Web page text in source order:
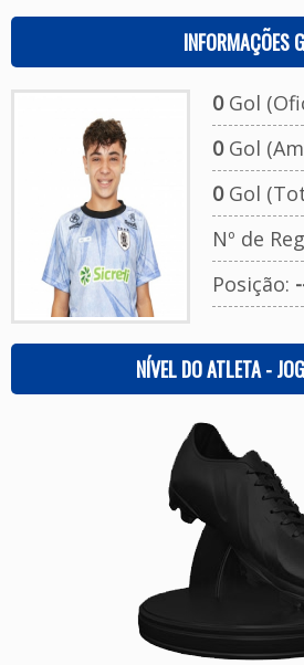
INFORMAÇÕES
0Gol
0Gol
0Gol
Nº de
Posição:
NÍVEL DO ATLETA -